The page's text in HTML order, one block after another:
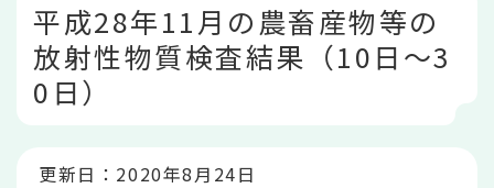
平成28年11月の農畜産物等の
放射性物質検査結果（10日～3
0日）
更新日：2020年8月24日